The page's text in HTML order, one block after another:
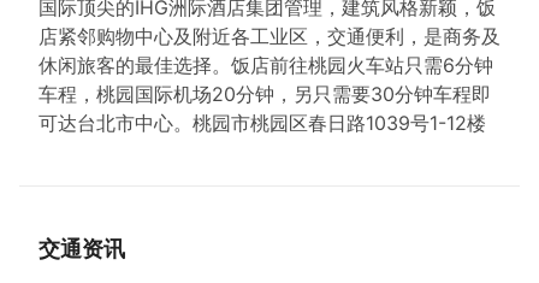
国际顶尖的IHG洲际酒店集团管理，建筑风格新颖，饭
店紧邻购物中心及附近各工业区，交通便利，是商务及
休闲旅客的最佳选择。饭店前往桃园火车站只需6分钟
车程，桃园国际机场20分钟，另只需要30分钟车程即
可达台北市中心。桃园市桃园区春日路1039号1-12楼
交通资讯